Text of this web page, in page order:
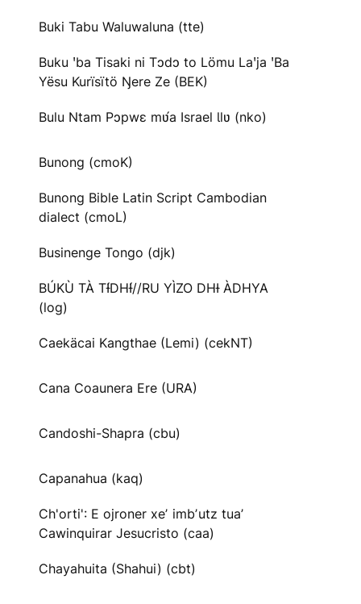
Buki Tabu Waluwaluna (tte)
Buku ꞌba Tisaki ni Tɔdɔ to Lömu Laꞌja ꞌBa
Yësu Kurïsïtö Ŋere Ze (BEK)
Bulu Ntam Pɔpwɛ mʋ́a Israel Ɩlʋ (nko)
Bunong (cmoK)
Bunong Bible Latin Script Cambodian
dialect (cmoL)
Businenge Tongo (djk)
BÚKÙ TÀ TƗ́DHƗ́//RU YÌZO DHƗ ÀDHYA
(log)
Caekäcai Kangthae (Lemi) (cekNT)
Cana Coaunera Ere (URA)
Candoshi-Shapra (cbu)
Capanahua (kaq)
Ch'orti': E ojroner xeʼ imbʼutz tuaʼ
Cawinquirar Jesucristo (caa)
Chayahuita (Shahui) (cbt)